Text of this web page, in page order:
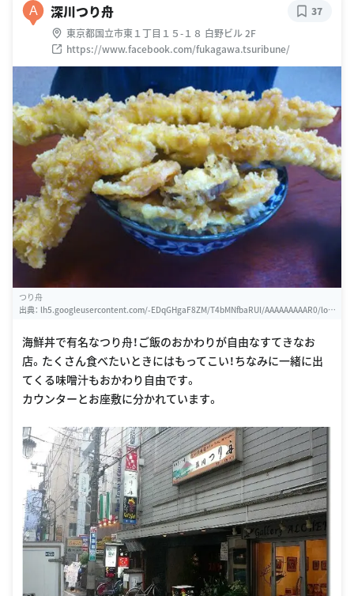
A 深川つり舟
東京都国立市東１丁目１５-１８ 白野ビル 2F
https://www.facebook.com/fukagawa.tsuribune/
37
つり舟
出典： lh5.googleusercontent.com/-EDqGHgaF8ZM/T4bMNfbaRUI/AAAAAAAAAR0/loY
海鮮丼で有名なつり舟！ご飯のおかわりが自由なすてきなお
店。たくさん食べたいときにはもってこい！ちなみに一緒に出
てくる味噌汁もおかわり自由です。
カウンターとお座敷に分かれています。